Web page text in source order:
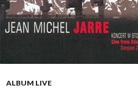
ALBUM LIVE